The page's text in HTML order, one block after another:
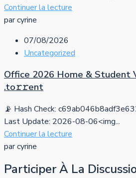
Continuer la lecture
par cyrine
07/08/2026
Uncategorized
Office 2026 Home & Student
.tо𝚛𝚛еnt
📡 Hash Check:
Last Update: 2026-08-06<img...
Continuer la lecture
par cyrine
Participer À La